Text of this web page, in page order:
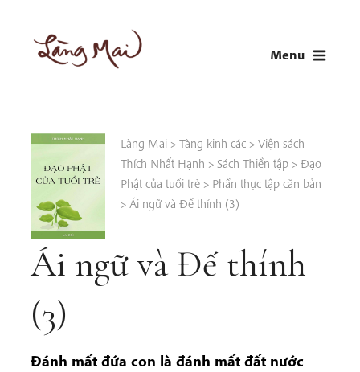
content
Menu
Làng Mai> Tàng kinh các> Viện sách
Thích Nhất Hạnh > Sách Thiền tập> Đạo
Phật của tuổi trẻ> Phần thực tập căn bản
> Ái ngữ và Đế thính (3)
Ái ngữ và Đế thính
(3)
Đánh mất đứa con là đánh mất đất nước